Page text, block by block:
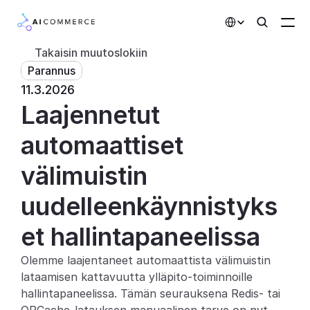
AI-toiminnot
Kumppanit
Hinnoittelu
Kehittäjille
Integraatiot
Tekoälyominaisuudet
Takaisin muutoslokiin
Parannus
11.3.2026
Laajennetut
automaattiset
välimuistin
uudelleenkäynnistyks
et hallintapaneelissa
Olemme laajentaneet automaattista välimuistin
lataamisen kattavuutta ylläpito-toiminnoille
hallintapaneelissa. Tämän seurauksena Redis- tai